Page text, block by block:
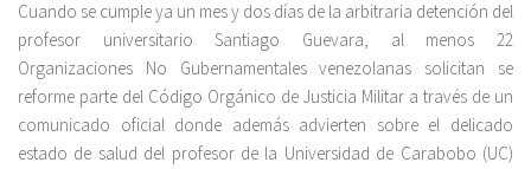
Cuando se cumple ya un mes y dos días de la arbitraria detención del
profesor universitario Santiago Guevara, al menos 22
Organizaciones No Gubernamentales venezolanas solicitan se
reforme parte del Código Orgánico de Justicia Militar a través de un
comunicado oficial donde además advierten sobre el delicado
estado de salud del profesor de la Universidad de Carabobo (UC)